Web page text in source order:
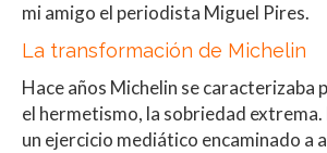
mi amigo el periodista Miguel Pires.
La transformación de Michelin
Hace años Michelin se caracterizaba
el hermetismo, la sobriedad
un ejercicio mediático encaminado a